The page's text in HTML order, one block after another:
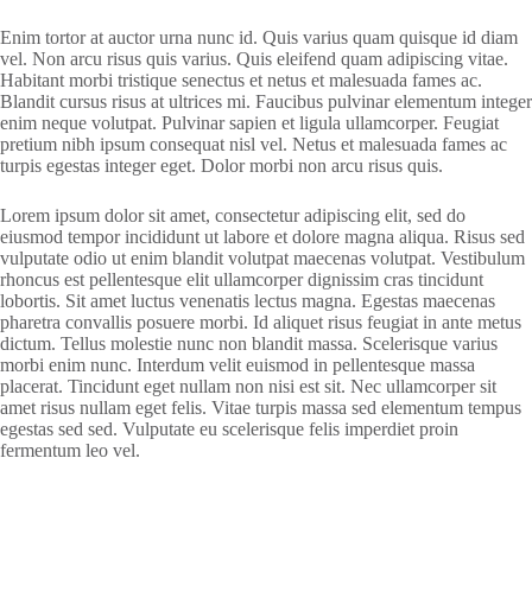
Enim tortor at auctor urna nunc id. Quis varius quam quisque id diam
vel. Non arcu risus quis varius. Quis eleifend quam adipiscing vitae.
Habitant morbi tristique senectus et netus et malesuada fames ac.
Blandit cursus risus at ultrices mi. Faucibus pulvinar elementum integer
enim neque volutpat. Pulvinar sapien et ligula ullamcorper. Feugiat
pretium nibh ipsum consequat nisl vel. Netus et malesuada fames ac
turpis egestas integer eget. Dolor morbi non arcu risus quis.
Lorem ipsum dolor sit amet, consectetur adipiscing elit, sed do
eiusmod tempor incididunt ut labore et dolore magna aliqua. Risus sed
vulputate odio ut enim blandit volutpat maecenas volutpat. Vestibulum
rhoncus est pellentesque elit ullamcorper dignissim cras tincidunt
lobortis. Sit amet luctus venenatis lectus magna. Egestas maecenas
pharetra convallis posuere morbi. Id aliquet risus feugiat in ante metus
dictum. Tellus molestie nunc non blandit massa. Scelerisque varius
morbi enim nunc. Interdum velit euismod in pellentesque massa
placerat. Tincidunt eget nullam non nisi est sit. Nec ullamcorper sit
amet risus nullam eget felis. Vitae turpis massa sed elementum tempus
egestas sed sed. Vulputate eu scelerisque felis imperdiet proin
fermentum leo vel.